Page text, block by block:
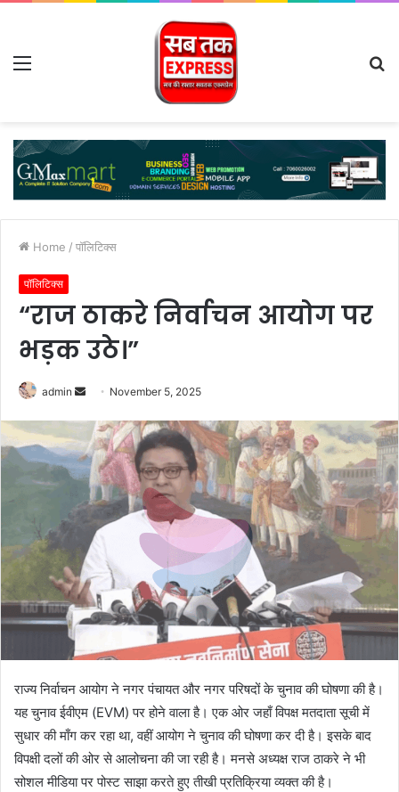
Menu
Home / पॉलिटिक्स
पॉलिटिक्स
“राज ठाकरे निर्वाचन आयोग पर
भड़क उठे।”
admin
Send
email
November 5, 2025
राज्य निर्वाचन आयोग ने नगर पंचायत और नगर परिषदों के चुनाव की घोषणा की है।
यह चुनाव ईवीएम (EVM) पर होने वाला है। एक ओर जहाँ विपक्ष मतदाता सूची में
सुधार की माँग कर रहा था, वहीं आयोग ने चुनाव की घोषणा कर दी है। इसके बाद
विपक्षी दलों की ओर से आलोचना की जा रही है। मनसे अध्यक्ष राज ठाकरे ने भी
सोशल मीडिया पर पोस्ट साझा करते हुए तीखी प्रतिक्रिया व्यक्त की है।